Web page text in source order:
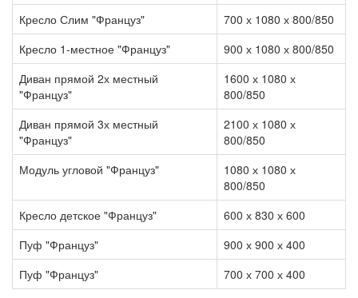
Кресло Слим "Француз"
700 х 1080 х 800/850
Кресло 1-местное "Француз"
900 х 1080 х 800/850
Диван прямой 2х местный
"Француз"
1600 х 1080 х
800/850
Диван прямой 3х местный
"Француз"
2100 х 1080 х
800/850
Модуль угловой "Француз"
1080 х 1080 х
800/850
Кресло детское "Француз"
600 х 830 х 600
Пуф "Француз"
900 х 900 х 400
Пуф "Француз"
700 х 700 х 400